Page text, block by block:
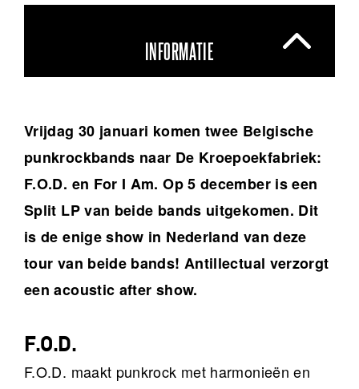
INFORMATIE
Vrijdag 30 januari komen twee Belgische
punkrockbands naar De Kroepoekfabriek:
F.O.D. en For I Am. Op 5 december is een
Split LP van beide bands uitgekomen. Dit
is de enige show in Nederland van deze
tour van beide bands! Antillectual verzorgt
een acoustic after show.
F.O.D.
F.O.D. maakt punkrock met harmonieën en